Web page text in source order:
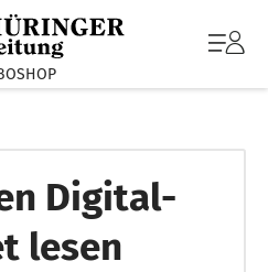
Digital-
lesen